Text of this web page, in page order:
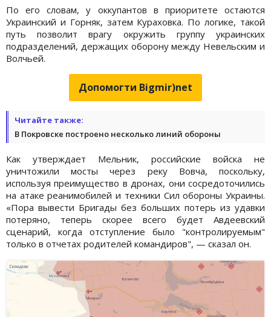
По его словам, у оккупантов в приоритете остаются
Украинский и Горняк, затем Кураховка. По логике, такой
путь позволит врагу окружить группу украинских
подразделений, держащих оборону между Невельским и
Волчьей.
Допомогти Bigmir)net
Читайте также:
В Покровске построено несколько линий обороны
Как утверждает Мельник, российские войска не
уничтожили мосты через реку Вовча, поскольку,
используя преимущество в дронах, они сосредоточились
на атаке реанимобилей и техники Сил обороны Украины.
«Пора вывести Бригады без больших потерь из удавки
потеряно, теперь скорее всего будет Авдеевский
сценарий, когда отступление было "контролируемым"
только в отчетах родителей командиров", — сказал он.